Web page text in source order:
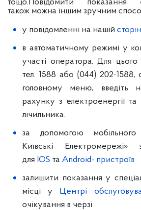
тощо.Повідомити показання
також можна іншим зручним
у повідомленні на нашій
в автоматичному режимі у
участі оператора. Для
тел. 1588 або (044) 202-
головному меню, введіть
рахунку з електроенергії та
лічильника.
за допомогою
Київські Електромережі»
для IOS та Android- пристроїв
залишити показання у
місці у Центрі
очікування в черзі